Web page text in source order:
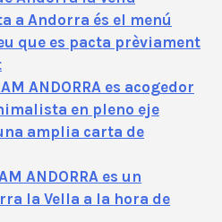
a Andorra és el menú
que es pacta prèviament
ANDORRA es acogedor
en pleno eje
amplia carta de
ANDORRA es un
la Vella a la hora de